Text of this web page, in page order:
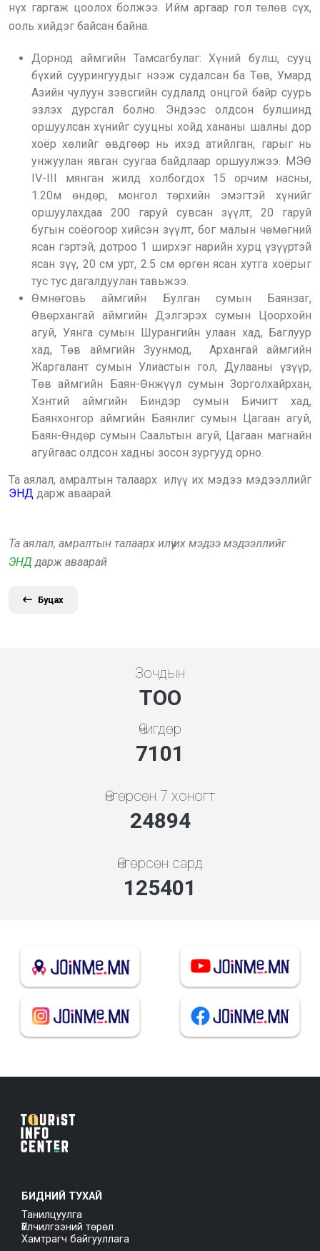
нүх гаргаж цоолох болжээ. Ийм аргаар гол төлөв сүх,
ооль хийдэг байсан байна.
Дорнод аймгийн Тамсагбулаг: Хүний булш, сууц
бүхий суурингуудыг нээж судалсан ба Төв, Умард
Азийн чулуун зэвсгийн судлалд онцгой байр суурь
эзлэх дурсгал болно. Эндээс олдсон булшинд
оршуулсан хүнийг сууцны хойд хананы шалны дор
хоёр хөлийг өвдгөөр нь ихэд атийлган, гарыг нь
унжуулан явган суугаа байдлаар оршуулжээ. МЭӨ
IV-III мянган жилд холбогдох 15 орчим насны,
1.20м өндөр, монгол төрхийн эмэгтэй хүнийг
оршуулахдаа 200 гаруй сувсан зүүлт, 20 гаруй
бугын соёогоор хийсэн зүүлт, бог малын чөмөгний
ясан гэртэй, дотроо 1 ширхэг нарийн хурц үзүүртэй
ясан зүү, 20 см урт, 2.5 см өргөн ясан хутга хоёрыг
тус тус дагалдуулан тавьжээ.
Өмнөговь аймгийн Булган сумын Баянзаг,
Өвөрхангай аймгийн Дэлгэрэх сумын Цоорхойн
агуй, Уянга сумын Шурангийн улаан хад, Баглуур
хад, Төв аймгийн Зуунмод, Архангай аймгийн
Жаргалант сумын Улиастын гол, Дулааны үзүүр,
Төв аймгийн Баян-Өнжүүл сумын Зорголхайрхан,
Хэнтий аймгийн Биндэр сумын Бичигт хад,
Баянхонгор аймгийн Баянлиг сумын Цагаан агуй,
Баян-Өндөр сумын Саальтын агуй, Цагаан магнайн
агуйгаас олдсон хадны зосон зургууд орно.
Та аялал, амралтын талаарх илүү их мэдээ мэдээллийг
ЭНД дарж аваарай.
Та аялал, амралтын талаарх илүү их мэдээ мэдээллийг
ЭНД дарж аваарай
Буцах
Зочдын
ТОО
Өчигдөр
7608
Өнгөрсөн 7 хоногт
28724
Өнгөрсөн сард
144693
БИДНИЙ ТУХАЙ
Танилцуулга
Үйлчилгээний төрөл
Хамтрагч байгууллага